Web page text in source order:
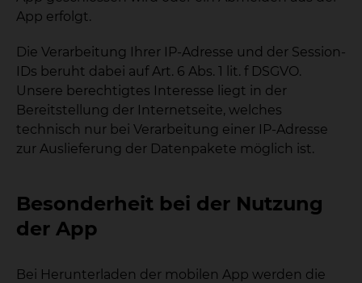
App erfolgt.
Die Verarbeitung Ihrer IP-Adresse und der Session-
IDs beruht dabei auf Art. 6 Abs. 1 lit. f DSGVO.
Unsere berechtigtes Interesse liegt in der
Bereitstellung der Internetseite, welches
technisch nur bei Verarbeitung einer IP-Adresse
zur Auslieferung der Datenpakete möglich ist.
Besonderheit bei der Nutzung
der App
Bei Herunterladen der mobilen App werden die